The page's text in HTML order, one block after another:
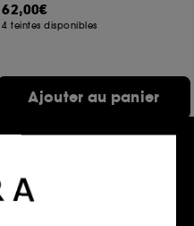
62,00€
4 teintes disponibles
Ajouter au panier